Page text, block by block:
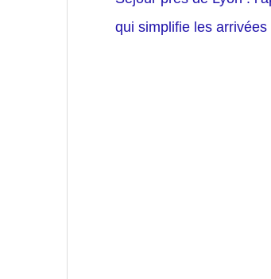
qui simplifie les arrivées